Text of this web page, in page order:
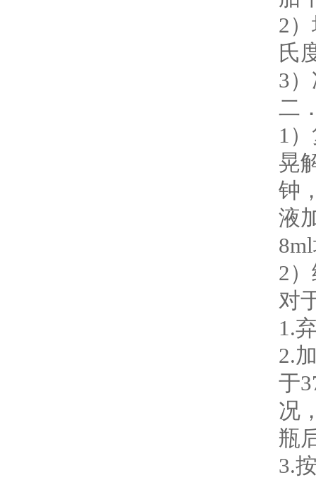
2
氏
3
二
1
晃
钟
液
2
对
1.
2.
于
况
瓶
3.